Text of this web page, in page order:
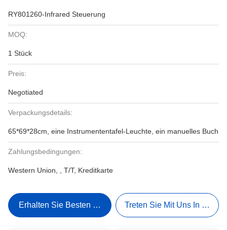
RY801260-Infrared Steuerung
MOQ:
1 Stück
Preis:
Negotiated
Verpackungsdetails:
65*69*28cm, eine Instrumententafel-Leuchte, ein manuelles Buch
Zahlungsbedingungen:
Western Union, , T/T, Kreditkarte
Erhalten Sie Besten Preis Treten Sie Mit Uns In